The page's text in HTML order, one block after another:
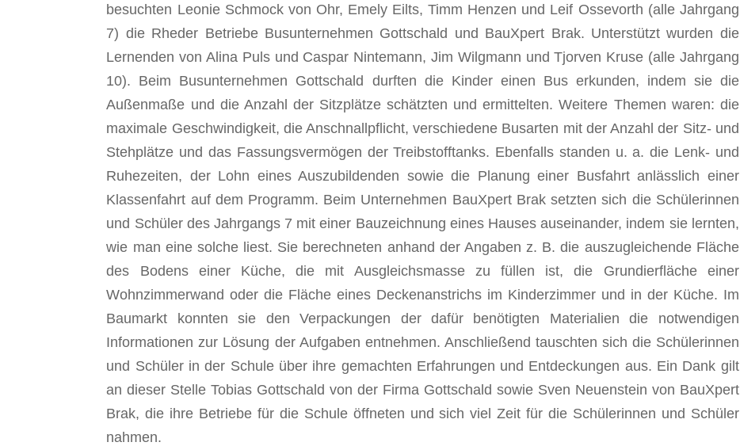
besuchten Leonie Schmock von Ohr, Emely Eilts, Timm Henzen und Leif Ossevorth (alle Jahrgang
7) die Rheder Betriebe Busunternehmen Gottschald und BauXpert Brak. Unterstützt wurden die
Lernenden von Alina Puls und Caspar Nintemann, Jim Wilgmann und Tjorven Kruse (alle Jahrgang
10). Beim Busunternehmen Gottschald durften die Kinder einen Bus erkunden, indem sie die
Außenmaße und die Anzahl der Sitzplätze schätzten und ermittelten. Weitere Themen waren: die
maximale Geschwindigkeit, die Anschnallpflicht, verschiedene Busarten mit der Anzahl der Sitz- und
Stehplätze und das Fassungsvermögen der Treibstofftanks. Ebenfalls standen u. a. die Lenk- und
Ruhezeiten, der Lohn eines Auszubildenden sowie die Planung einer Busfahrt anlässlich einer
Klassenfahrt auf dem Programm. Beim Unternehmen BauXpert Brak setzten sich die Schülerinnen
und Schüler des Jahrgangs 7 mit einer Bauzeichnung eines Hauses auseinander, indem sie lernten,
wie man eine solche liest. Sie berechneten anhand der Angaben z. B. die auszugleichende Fläche
des Bodens einer Küche, die mit Ausgleichsmasse zu füllen ist, die Grundierfläche einer
Wohnzimmerwand oder die Fläche eines Deckenanstrichs im Kinderzimmer und in der Küche. Im
Baumarkt konnten sie den Verpackungen der dafür benötigten Materialien die notwendigen
Informationen zur Lösung der Aufgaben entnehmen. Anschließend tauschten sich die Schülerinnen
und Schüler in der Schule über ihre gemachten Erfahrungen und Entdeckungen aus. Ein Dank gilt
an dieser Stelle Tobias Gottschald von der Firma Gottschald sowie Sven Neuenstein von BauXpert
Brak, die ihre Betriebe für die Schule öffneten und sich viel Zeit für die Schülerinnen und Schüler
nahmen.